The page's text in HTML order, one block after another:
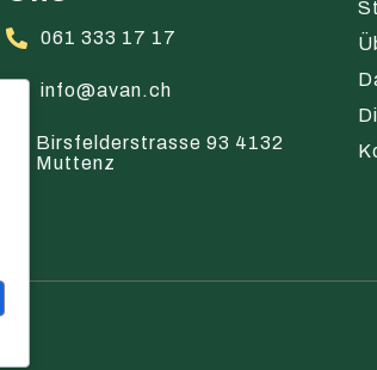
061 333 17 17
info@avan.ch
Birsfelderstrasse 93 4132
Muttenz